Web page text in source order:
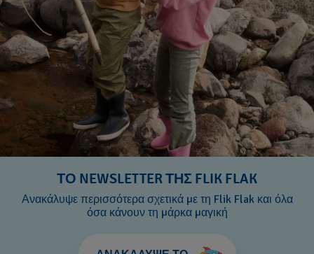
ΤΟ NEWSLETTER ΤΗΣ FLIK FLAK
Ανακάλυψε περισσότερα σχετικά με τη Flik Flak και όλα
όσα κάνουν τη μάρκα μαγική